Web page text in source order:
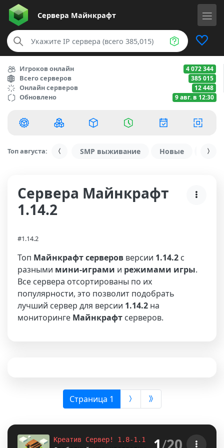
Сервера Майнкрафт
Игроков онлайн 4 072 344
Всего серверов 385 015
Онлайн серверов 12 448
Обновлено 9 авг. в 12:30
Топ августа: SMP выживание Новые С
Сервера Майнкрафт
1.14.2
#1.14.2
Топ Майнкрафт серверов версии 1.14.2 с
разными мини-играми и режимами игры.
Все сервера отсортированы по их
популярности, это позволит подобрать
лучший сервер для версии 1.14.2 на
мониторинге Майнкрафт серверов.
Страница 1 (выбрана)
Креатив Сервер! 1.8-1.12.2-1.16.5-
1.18.2